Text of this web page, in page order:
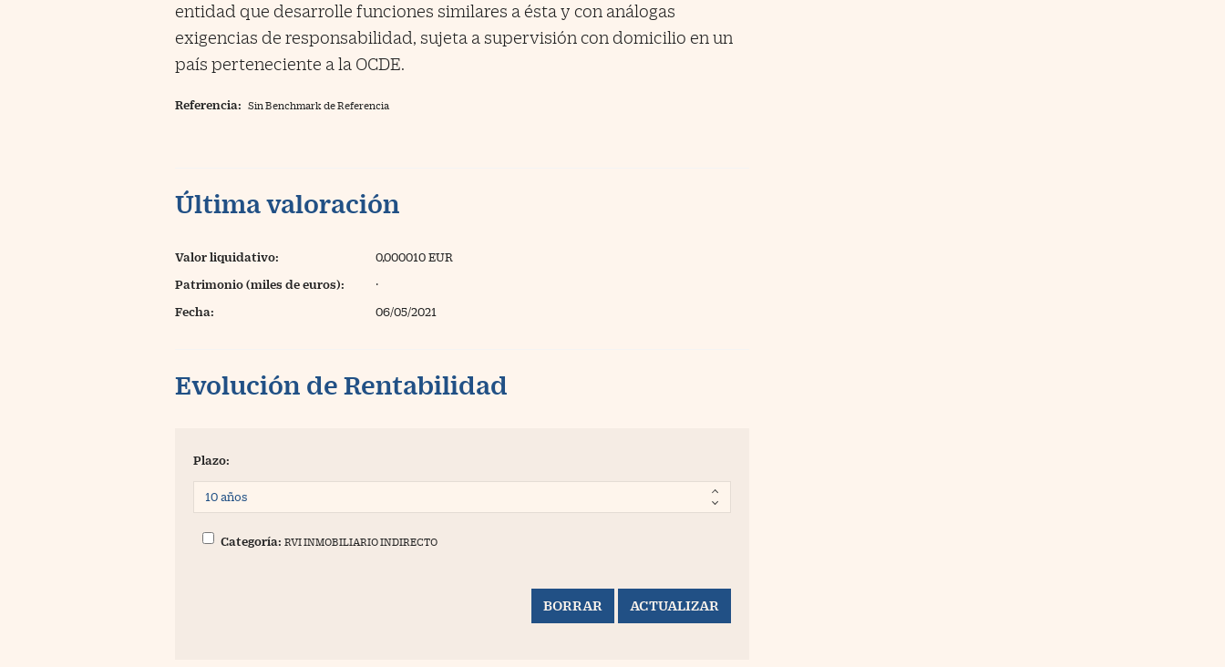
entidad que desarrolle funciones similares a ésta y con análogas
exigencias de responsabilidad, sujeta a supervisión con domicilio en un
país perteneciente a la OCDE.
Referencia: Sin Benchmark de Referencia
Última valoración
Valor liquidativo: 0,000010 EUR
Patrimonio (miles de euros): ·
Fecha: 06/05/2021
Evolución de Rentabilidad
Plazo:
Categoría: RVI INMOBILIARIO INDIRECTO